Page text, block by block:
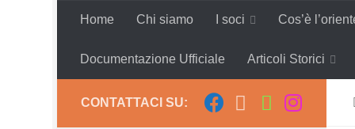
Salta al contenuto
Home Chi siamo I soci Cos’è
Documentazione Ufficiale Articoli Storici
CONTATTACI SU: